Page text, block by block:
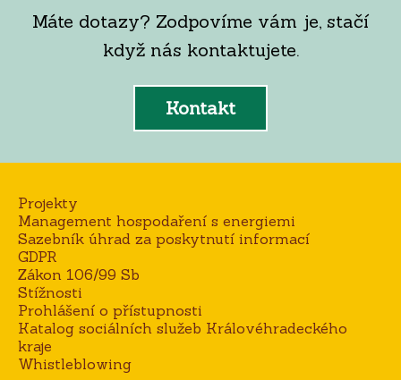
Máte dotazy? Zodpovíme vám je, stačí
když nás kontaktujete.
Kontakt
Projekty
Management hospodaření s energiemi
Sazebník úhrad za poskytnutí informací
GDPR
Zákon 106/99 Sb
Stížnosti
Prohlášení o přístupnosti
Katalog sociálních služeb Královéhradeckého
kraje
Whistleblowing